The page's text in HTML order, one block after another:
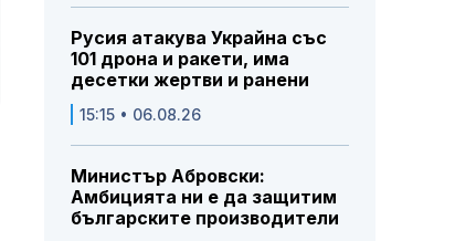
Русия атакува Украйна със
101 дрона и ракети, има
десетки жертви и ранени
15:15 • 06.08.26
Министър Абровски:
Амбицията ни е да защитим
българските производители